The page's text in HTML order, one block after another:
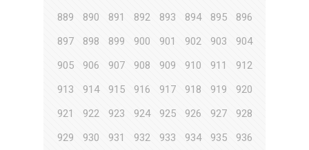
889
890 891 892 893 894 895
896
897
898 899 900 901 902 903
904
905
906 907 908 909 910 911
912
913
914 915 916 917 918 919
920
921
922 923 924 925 926 927
928
929
930 931 932 933 934 935
936